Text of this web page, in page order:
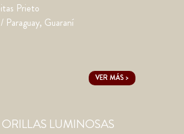
Prieto
Paraguay, Guaraní
VER MÁS >
LUMINOSAS